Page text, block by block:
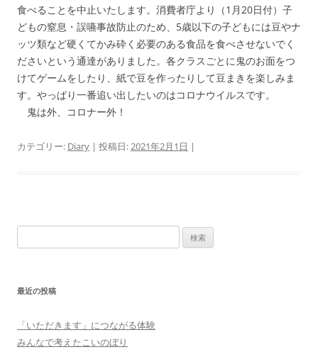
食べることを中止いたします。消費者庁より（1月20日付）子
どもの窒息・誤嚥事故防止のため、5歳以下の子どもには豆やナ
ッツ類など硬くてかみ砕く必要のある食品を食べさせないでく
ださいという通達がありました。各クラスごとに鬼のお面をつ
けてゲームをしたり、紙で豆を作ったりして豆まきを楽しみま
す。やっぱり一番追い出したいのはコロナウイルスです。
鬼は外、コロナー外！
カテゴリー: Diary | 投稿日:2021年2月1日 |
索:
最近の投稿
「いただきます」につながる体験
みんなで考えたこいのぼり